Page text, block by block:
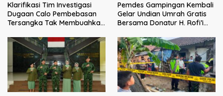
Klarifikasi Tim Investigasi
Dugaan Calo Pembebasan
Tersangka Tak Membuahkan
Pemdes Gampingan Kembali
Gelar Undian Umrah Gratis
Bersama Donatur H. Rofi’i
bagi Pejuang Sosial